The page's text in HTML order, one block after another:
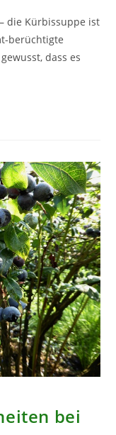
die Kürbissuppe ist
berüchtigte
dass es
bei